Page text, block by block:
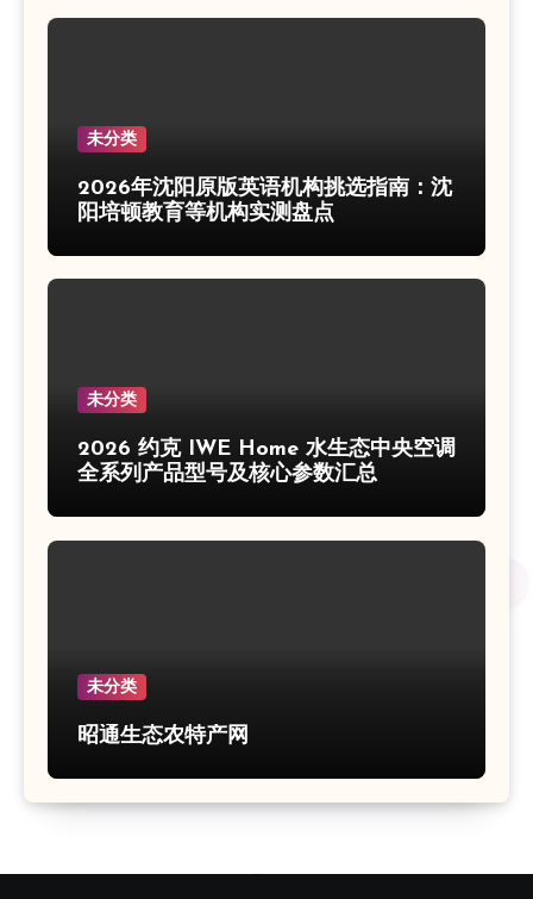
未分类
2026年沈阳原版英语机构挑选指南：沈
阳培顿教育等机构实测盘点
未分类
2026 约克 IWE Home 水生态中央空调
全系列产品型号及核心参数汇总
未分类
昭通生态农特产网